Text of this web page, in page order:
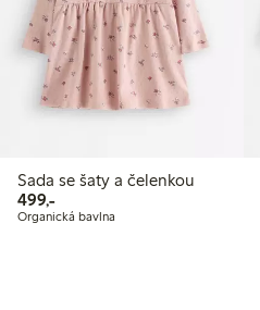
Sada se šaty a čelenkou
499,-499,00 Kč
Organická bavlna